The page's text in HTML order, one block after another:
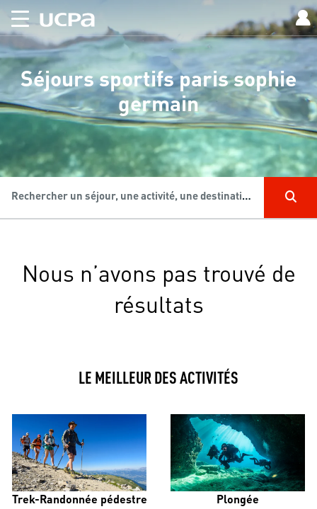
Séjours sportifs paris sophie
germain
Rechercher un séjour, une activité, une destination...
Nous n’avons pas trouvé de
résultats
LE MEILLEUR DES ACTIVITÉS
Trek-Randonnée pédestre Plongée